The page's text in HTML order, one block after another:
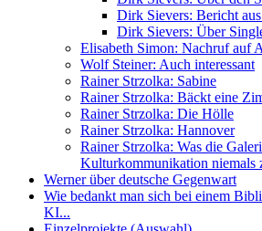
Dirk Sievers: Bericht
Dirk Sievers: Über
Elisabeth Simon: Nachruf auf
Wolf Steiner: Auch interessant
Rainer Strzolka: Sabine
Rainer Strzolka: Bäckt eine
Rainer Strzolka: Die Hölle
Rainer Strzolka: Hannover
Rainer Strzolka: Was die
Kulturkommunikation niemals
Werner über deutsche Gegenwart
Wie bedankt man sich bei einem
KI...